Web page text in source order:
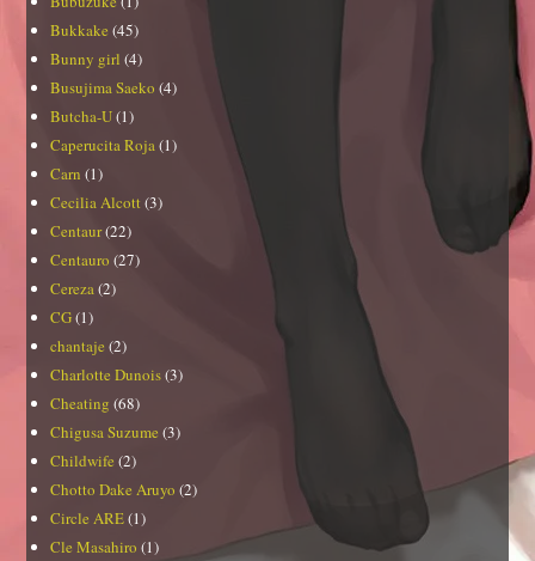
Bukkake (45)
Bunny girl (4)
Busujima Saeko (4)
Butcha-U(1)
Caperucita Roja(1)
Carn (1)
Cecilia Alcott (3)
Centaur(22)
Centauro (27)
Cereza(2)
CG(1)
chantaje (2)
Charlotte Dunois(3)
Cheating (68)
Chigusa Suzume (3)
Childwife (2)
Chotto Dake Aruyo (2)
Circle ARE(1)
Cle Masahiro (1)